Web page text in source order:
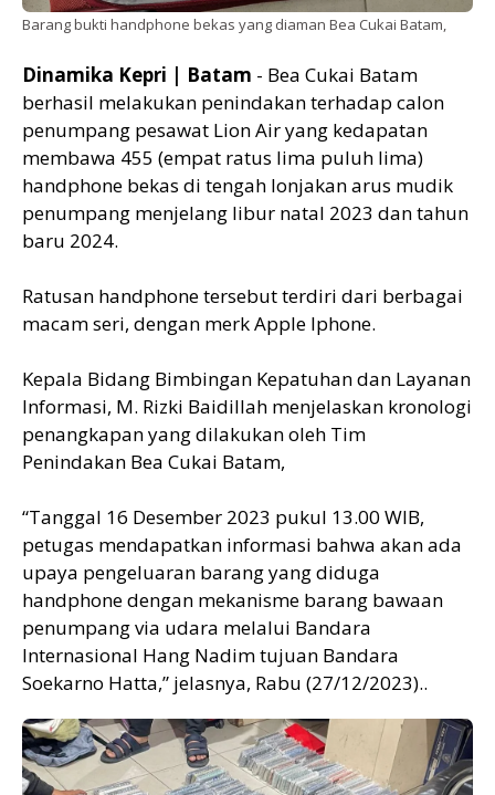
Barang bukti handphone bekas yang diaman Bea Cukai Batam,
Dinamika Kepri | Batam - Bea Cukai Batam
berhasil melakukan penindakan terhadap calon
penumpang pesawat Lion Air yang kedapatan
membawa 455 (empat ratus lima puluh lima)
handphone bekas di tengah lonjakan arus mudik
penumpang menjelang libur natal 2023 dan tahun
baru 2024.
Ratusan handphone tersebut terdiri dari berbagai
macam seri, dengan merk Apple Iphone.
Kepala Bidang Bimbingan Kepatuhan dan Layanan
Informasi, M. Rizki Baidillah menjelaskan kronologi
penangkapan yang dilakukan oleh Tim
Penindakan Bea Cukai Batam,
“Tanggal 16 Desember 2023 pukul 13.00 WIB,
petugas mendapatkan informasi bahwa akan ada
upaya pengeluaran barang yang diduga
handphone dengan mekanisme barang bawaan
penumpang via udara melalui Bandara
Internasional Hang Nadim tujuan Bandara
Soekarno Hatta,” jelasnya, Rabu (27/12/2023)..